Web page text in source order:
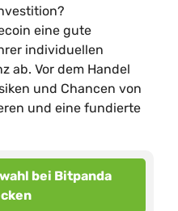
eine gute
individuellen
ab. Vor dem Handel
und Chancen von
und eine fundierte
bei Bitpanda